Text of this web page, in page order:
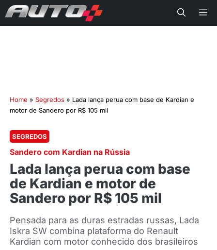
Home » Segredos » Lada lança perua com base de Kardian e
motor de Sandero por R$ 105 mil
SEGREDOS
Sandero com Kardian na Rússia
Lada lança perua com base
de Kardian e motor de
Sandero por R$ 105 mil
Pensada para as duras estradas russas, Lada
Iskra SW combina plataforma do Renault
Kardian com motor conhecido dos brasileiros